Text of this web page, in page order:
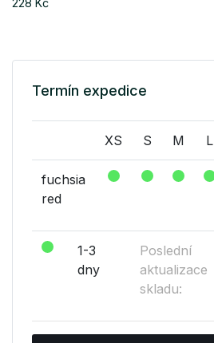
Termín expedice
XS S M L
fuchsia
red
1-3
dny
Poslední
aktualizace
skladu: